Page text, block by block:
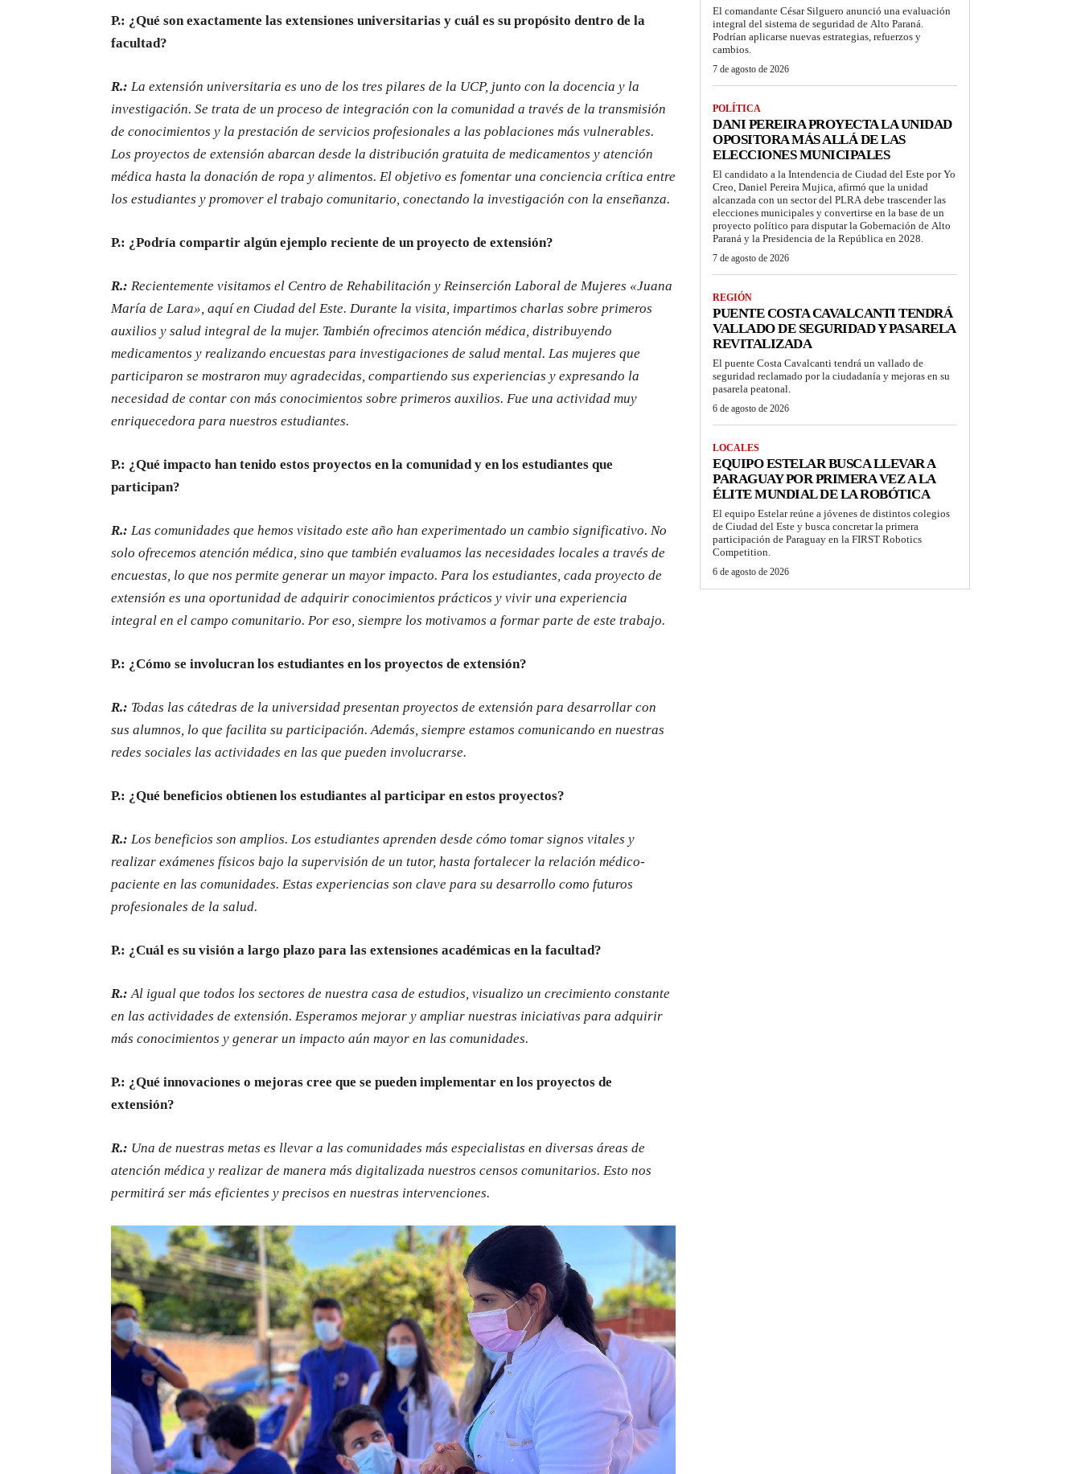
P.: ¿Qué son exactamente las extensiones universitarias y cuál es su propósito dentro de la
facultad?
R.: La extensión universitaria es uno de los tres pilares de la UCP, junto con la docencia y la
investigación. Se trata de un proceso de integración con la comunidad a través de la transmisión
de conocimientos y la prestación de servicios profesionales a las poblaciones más vulnerables.
Los proyectos de extensión abarcan desde la distribución gratuita de medicamentos y atención
médica hasta la donación de ropa y alimentos. El objetivo es fomentar una conciencia crítica entre
los estudiantes y promover el trabajo comunitario, conectando la investigación con la enseñanza.
P.: ¿Podría compartir algún ejemplo reciente de un proyecto de extensión?
R.: Recientemente visitamos el Centro de Rehabilitación y Reinserción Laboral de Mujeres «Juana
María de Lara», aquí en Ciudad del Este. Durante la visita, impartimos charlas sobre primeros
auxilios y salud integral de la mujer. También ofrecimos atención médica, distribuyendo
medicamentos y realizando encuestas para investigaciones de salud mental. Las mujeres que
participaron se mostraron muy agradecidas, compartiendo sus experiencias y expresando la
necesidad de contar con más conocimientos sobre primeros auxilios. Fue una actividad muy
enriquecedora para nuestros estudiantes.
P.: ¿Qué impacto han tenido estos proyectos en la comunidad y en los estudiantes que
participan?
R.: Las comunidades que hemos visitado este año han experimentado un cambio significativo. No
solo ofrecemos atención médica, sino que también evaluamos las necesidades locales a través de
encuestas, lo que nos permite generar un mayor impacto. Para los estudiantes, cada proyecto de
extensión es una oportunidad de adquirir conocimientos prácticos y vivir una experiencia
integral en el campo comunitario. Por eso, siempre los motivamos a formar parte de este trabajo.
P.: ¿Cómo se involucran los estudiantes en los proyectos de extensión?
R.: Todas las cátedras de la universidad presentan proyectos de extensión para desarrollar con
sus alumnos, lo que facilita su participación. Además, siempre estamos comunicando en nuestras
redes sociales las actividades en las que pueden involucrarse.
P.: ¿Qué beneficios obtienen los estudiantes al participar en estos proyectos?
R.: Los beneficios son amplios. Los estudiantes aprenden desde cómo tomar signos vitales y
realizar exámenes físicos bajo la supervisión de un tutor, hasta fortalecer la relación médico-
paciente en las comunidades. Estas experiencias son clave para su desarrollo como futuros
profesionales de la salud.
P.: ¿Cuál es su visión a largo plazo para las extensiones académicas en la facultad?
R.: Al igual que todos los sectores de nuestra casa de estudios, visualizo un crecimiento constante
en las actividades de extensión. Esperamos mejorar y ampliar nuestras iniciativas para adquirir
más conocimientos y generar un impacto aún mayor en las comunidades.
P.: ¿Qué innovaciones o mejoras cree que se pueden implementar en los proyectos de
extensión?
R.: Una de nuestras metas es llevar a las comunidades más especialistas en diversas áreas de
atención médica y realizar de manera más digitalizada nuestros censos comunitarios. Esto nos
permitirá ser más eficientes y precisos en nuestras intervenciones.
El comandante César Silguero anunció una evaluación
integral del sistema de seguridad de Alto Paraná.
Podrían aplicarse nuevas estrategias, refuerzos y
cambios.
7 de agosto de 2026
POLÍTICA
DANI PEREIRA PROYECTA LA UNIDAD
OPOSITORA MÁS ALLÁ DE LAS
ELECCIONES MUNICIPALES
El candidato a la Intendencia de Ciudad del Este por Yo
Creo, Daniel Pereira Mujica, afirmó que la unidad
alcanzada con un sector del PLRA debe trascender las
elecciones municipales y convertirse en la base de un
proyecto político para disputar la Gobernación de Alto
Paraná y la Presidencia de la República en 2028.
7 de agosto de 2026
REGIÓN
PUENTE COSTA CAVALCANTI TENDRÁ
VALLADO DE SEGURIDAD Y PASARELA
REVITALIZADA
El puente Costa Cavalcanti tendrá un vallado de
seguridad reclamado por la ciudadanía y mejoras en su
pasarela peatonal.
6 de agosto de 2026
LOCALES
EQUIPO ESTELAR BUSCA LLEVAR A
PARAGUAY POR PRIMERA VEZ A LA
ÉLITE MUNDIAL DE LA ROBÓTICA
El equipo Estelar reúne a jóvenes de distintos colegios
de Ciudad del Este y busca concretar la primera
participación de Paraguay en la FIRST Robotics
Competition.
6 de agosto de 2026